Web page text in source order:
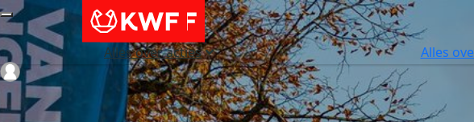
Alles over acties Alles
Login